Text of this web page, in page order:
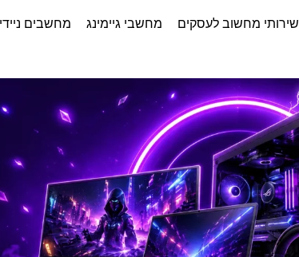
שירותי מחשוב לעסקים מחשבי גיימינג מחשבים